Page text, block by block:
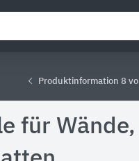
Produktinformation 8
für Wände,